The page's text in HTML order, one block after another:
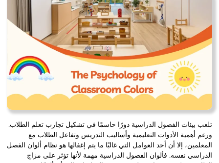
تلعب بيئات الفصول الدراسية دورًا حاسمًا في تشكيل تجارب تعلم الطلاب.
ورغم أهمية الأدوات التعليمية وأساليب التدريس وتفاعل الطلاب مع
المعلمين، إلا أن أحد العوامل التي غالبًا ما يتم إغفالها هو نظام ألوان الفصل
الدراسي نفسه. فألوان الفصول الدراسية مهمة لأنها تؤثر على مزاج